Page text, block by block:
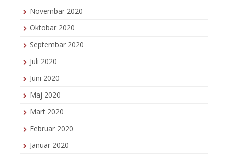
Novembar 2020
Oktobar 2020
Septembar 2020
Juli 2020
Juni 2020
Maj 2020
Mart 2020
Februar 2020
Januar 2020